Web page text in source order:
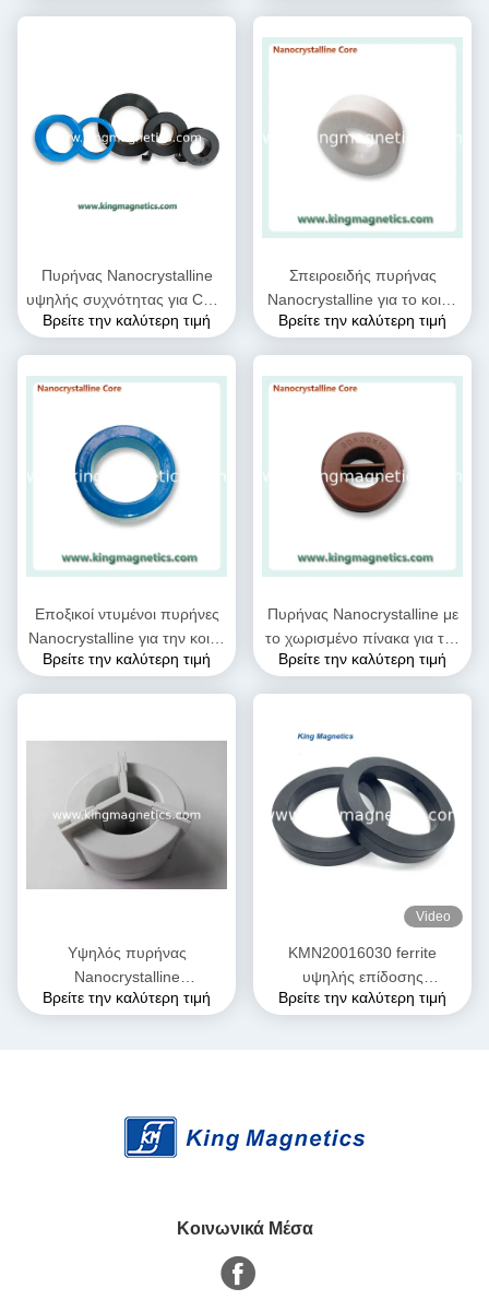
Πυρήνας Nanocrystalline
υψηλής συχνότητας για CMC
το πηνίο σπειρών έμφραξης
Βρείτε την καλύτερη τιμή
Σπειροειδής πυρήνας
Nanocrystalline για το κοινό
φίλτρο n32-20-10 έμφραξης
Βρείτε την καλύτερη τιμή
Εποξικοί ντυμένοι πυρήνες
Nanocrystalline για την κοινή
έμφραξη τρόπου EMC και
Βρείτε την καλύτερη τιμή
Πυρήνας Nanocrystalline με
το χωρισμένο πίνακα για την
κοινή έμφραξη n30-20-10
Βρείτε την καλύτερη τιμή
Υψηλός πυρήνας
Nanocrystalline
διαπερατότητας τριφασικός
Βρείτε την καλύτερη τιμή
Video
KMN20016030 ferrite
υψηλής επίδοσης
σπειροειδής πυρήνας
Βρείτε την καλύτερη τιμή
Κοινωνικά Μέσα